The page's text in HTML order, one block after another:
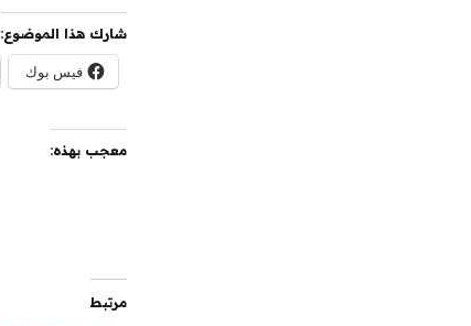
شارك هذا الموضوع:
فيس بوك
معجب بهذه:
مرتبط